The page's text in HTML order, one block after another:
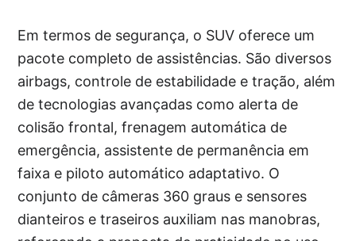
Em termos de segurança, o SUV oferece um
pacote completo de assistências. São diversos
airbags, controle de estabilidade e tração, além
de tecnologias avançadas como alerta de
colisão frontal, frenagem automática de
emergência, assistente de permanência em
faixa e piloto automático adaptativo. O
conjunto de câmeras 360 graus e sensores
dianteiros e traseiros auxiliam nas manobras,